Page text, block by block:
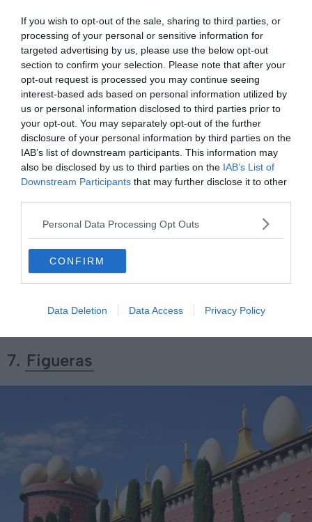
If you wish to opt-out of the sale, sharing to third parties, or
processing of your personal or sensitive information for
targeted advertising by us, please use the below opt-out
section to confirm your selection. Please note that after your
opt-out request is processed you may continue seeing
interest-based ads based on personal information utilized by
us or personal information disclosed to third parties prior to
your opt-out. You may separately opt-out of the further
disclosure of your personal information by third parties on the
IAB’s list of downstream participants. This information may
also be disclosed by us to third parties on the IAB’s List of
Downstream Participants that may further disclose it to other
Personal Data Processing Opt Outs
CONFIRM
Data Deletion Data Access Privacy Policy
Puisque vous êtes à Tortosa, passez donc au Parc
Naturel du Delta de l’Ebre. Ce parc grand de 320km²
possède une des ornithologies les plus importantes de
Méditerranée. Plus de 400 espèces y seraient recensées.
De quoi faire du parc un incontournable à visiter en
Catalogne pour tous les amoureux de la nature.
7. Figueras